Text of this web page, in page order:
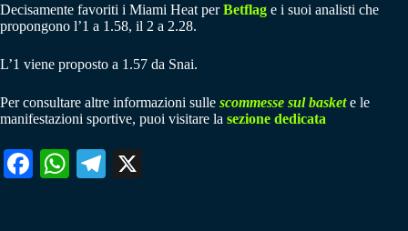
Decisamente favoriti i Miami Heat perBetflag e i suoi analisti che
propongono l’1 a 1.58, il 2 a 2.28.
L’1 viene proposto a 1.57 da Snai.
Per consultare altre informazioni sulle scommesse sul baskete le
manifestazioni sportive, puoi visitare la sezione dedicata
Fa W
Te